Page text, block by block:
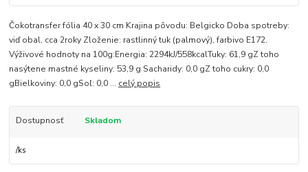
Čokotransfer fólia 40 x 30 cm Krajina pôvodu: Belgicko Doba spotreby:
viď obal, cca 2roky Zloženie: rastlinný tuk (palmový), farbivo E172.
Výživové hodnoty na 100g:Energia: 2294kJ/558kcalTuky: 61,9 gZ toho
nasýtene mastné kyseliny: 53,9 g Sacharidy: 0,0 gZ toho cukry: 0,0
gBielkoviny: 0,0 gSoľ: 0,0 ... celý popis
Dostupnosť Skladom
/ks